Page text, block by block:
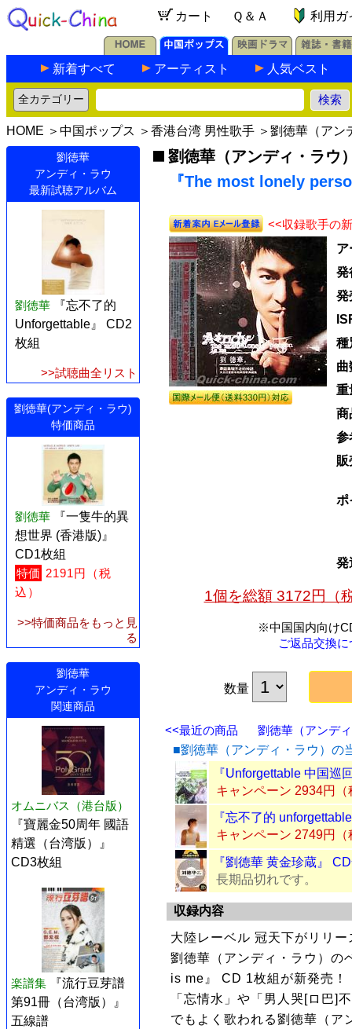
カート Ｑ＆Ａ 利用ガ
新着すべて アーティスト 人気ベスト
HOME ＞ 中国ポップス ＞ 香港台湾 男性歌手 ＞ 劉徳華（アン
劉徳華
アンディ・ラウ
最新試聴アルバム
劉徳華
『忘不了的
Unforgettable』 CD2
枚組
>>試聴曲全リスト
劉徳華(アンディ・ラウ)
特価商品
劉徳華
『一隻牛的異
想世界 (香港版)』
CD1枚組
特価 2191円（税
込）
>>特価商品をもっと見
る
劉徳華
アンディ・ラウ
関連商品
オムニバス（港台版）
『寶麗金50周年 國語
精選（台湾版）』
CD3枚組
楽譜集
『流行豆芽譜
第91冊（台湾版）』
五線譜
劉徳華（アンディ・ラウ
『The most lonely
<<収録歌手の
ア
発
発
種
曲
重
商
参
販
ポ
発
1個を総額 3172円（
※中国国内向け
ご返品交換
数量
<<最近の商品
劉徳華（アンデ
■劉徳華（アンディ・ラウ）の
『Unforgettable 中国巡
キャンペーン 2934円（
『忘不了的
キャンペーン 2749円（
『劉徳華 黄金珍蔵』
長期品切れです。
収録内容
大陸レーベル 冠天下がリリ
劉徳華（アンディ・ラウ）
is me』 CD 1枚組が新発売！
「忘情水」や「男人哭[ロ巴]
でもよく歌われる劉徳華（ア